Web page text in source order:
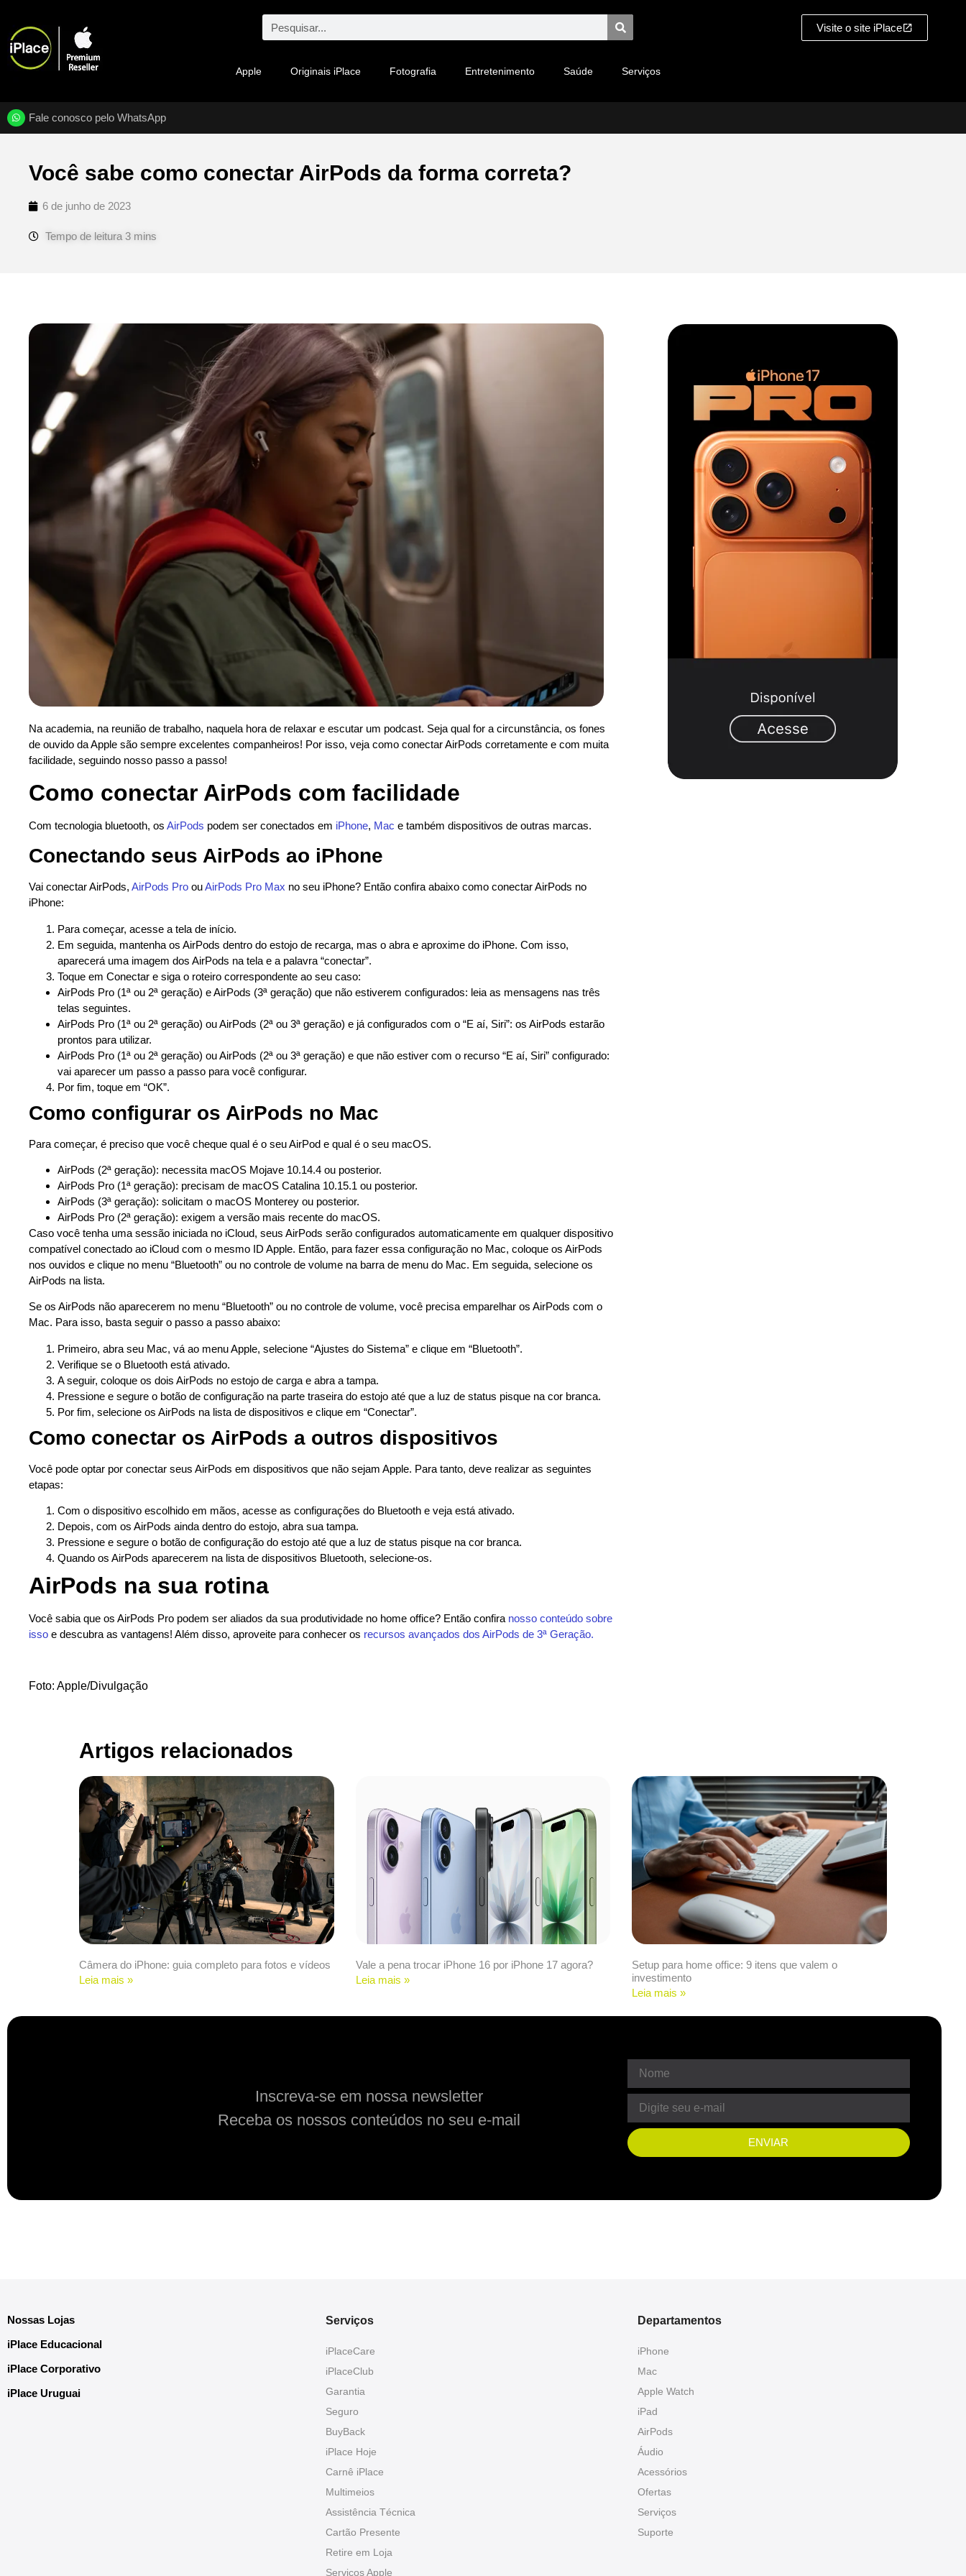
Apple Originais iPlace Fotografia Entretenimento Saúde Serviços
Visite o site iPlace
Fale conosco pelo WhatsApp
Você sabe como conectar AirPods da forma correta?
6 de junho de 2023
Na academia, na reunião de trabalho, naquela hora de relaxar e escutar um podcast. Seja qual for a circunstância, os fones
de ouvido da Apple são sempre excelentes companheiros! Por isso, veja como conectar AirPods corretamente e com muita
facilidade, seguindo nosso passo a passo!
Como conectar AirPods com facilidade
Com tecnologia bluetooth, os AirPods podem ser conectados em iPhone, Mac e também dispositivos de outras marcas.
Conectando seus AirPods ao iPhone
Vai conectar AirPods, AirPods Pro ouAirPods Pro Max no seu iPhone? Então confira abaixo como conectar AirPods no
iPhone:
Para começar, acesse a tela de início.
Em seguida, mantenha os AirPods dentro do estojo de recarga, mas o abra e aproxime do iPhone. Com isso,
aparecerá uma imagem dos AirPods na tela e a palavra “conectar”.
Toque em Conectar e siga o roteiro correspondente ao seu caso:
AirPods Pro (1ª ou 2ª geração) e AirPods (3ª geração) que não estiverem configurados: leia as mensagens nas três
telas seguintes.
AirPods Pro (1ª ou 2ª geração) ou AirPods (2ª ou 3ª geração) e já configurados com o “E aí, Siri”: os AirPods estarão
prontos para utilizar.
AirPods Pro (1ª ou 2ª geração) ou AirPods (2ª ou 3ª geração) e que não estiver com o recurso “E aí, Siri” configurado:
vai aparecer um passo a passo para você configurar.
Por fim, toque em “OK”.
Como configurar os AirPods no Mac
Para começar, é preciso que você cheque qual é o seu AirPod e qual é o seu macOS.
AirPods (2ª geração): necessita macOS Mojave 10.14.4 ou posterior.
AirPods Pro (1ª geração): precisam de macOS Catalina 10.15.1 ou posterior.
AirPods (3ª geração): solicitam o macOS Monterey ou posterior.
AirPods Pro (2ª geração): exigem a versão mais recente do macOS.
Caso você tenha uma sessão iniciada no iCloud, seus AirPods serão configurados automaticamente em qualquer dispositivo
compatível conectado ao iCloud com o mesmo ID Apple. Então, para fazer essa configuração no Mac, coloque os AirPods
nos ouvidos e clique no menu “Bluetooth” ou no controle de volume na barra de menu do Mac. Em seguida, selecione os
AirPods na lista.
Se os AirPods não aparecerem no menu “Bluetooth” ou no controle de volume, você precisa emparelhar os AirPods com o
Mac. Para isso, basta seguir o passo a passo abaixo:
Primeiro, abra seu Mac, vá ao menu Apple, selecione “Ajustes do Sistema” e clique em “Bluetooth”.
Verifique se o Bluetooth está ativado.
A seguir, coloque os dois AirPods no estojo de carga e abra a tampa.
Pressione e segure o botão de configuração na parte traseira do estojo até que a luz de status pisque na cor branca.
Por fim, selecione os AirPods na lista de dispositivos e clique em “Conectar”.
Como conectar os AirPods a outros dispositivos
Você pode optar por conectar seus AirPods em dispositivos que não sejam Apple. Para tanto, deve realizar as seguintes
etapas:
Com o dispositivo escolhido em mãos, acesse as configurações do Bluetooth e veja está ativado.
Depois, com os AirPods ainda dentro do estojo, abra sua tampa.
Pressione e segure o botão de configuração do estojo até que a luz de status pisque na cor branca.
Quando os AirPods aparecerem na lista de dispositivos Bluetooth, selecione-os.
AirPods na sua rotina
Você sabia que os AirPods Pro podem ser aliados da sua produtividade no home office? Então confira nosso conteúdo sobre
isso e descubra as vantagens! Além disso, aproveite para conhecer os recursos avançados dos AirPods de 3ª Geração.
Foto: Apple/Divulgação
Artigos relacionados
Câmera do iPhone: guia completo para fotos e vídeos
Leia mais »
Vale a pena trocar iPhone 16 por iPhone 17 agora?
Leia mais »
Setup para home office: 9 itens que valem o
investimento
Leia mais »
Inscreva-se em nossa newsletter
Receba os nossos conteúdos no seu e-mail
ENVIAR
Nossas Lojas
iPlace Educacional
iPlace Corporativo
iPlace Uruguai
Serviços
iPlaceCare
iPlaceClub
Garantia
Seguro
BuyBack
iPlace Hoje
Carnê iPlace
Multimeios
Assistência Técnica
Cartão Presente
Retire em Loja
Serviços Apple
Departamentos
iPhone
Mac
Apple Watch
iPad
AirPods
Áudio
Acessórios
Ofertas
Serviços
Suporte